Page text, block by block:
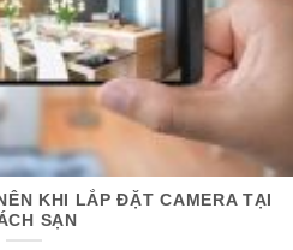
KHI LẮP ĐẶT CAMERA TẠI
SẠN